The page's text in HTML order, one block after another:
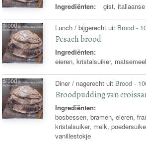
Ingrediënten: gist,
Lunch / bijgerecht uit Brood -
Pesach brood
Ingrediënten:
eieren, kristalsuiker,
Diner / nagerecht uit Brood -
Broodpudding van
Ingrediënten:
bosbessen, bramen, eieren,
kristalsuiker, melk,
vanillestokje